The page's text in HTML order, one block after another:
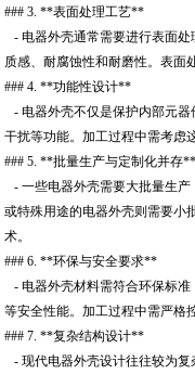
### 3. **表面处理工艺**
- 电器外壳通常需要进行表面
质感、耐腐蚀性和耐磨性。表面
### 4. **功能性设计**
- 电器外壳不仅是保护内部元
干扰等功能。加工过程中需考虑
### 5. **批量生产与定制化并存**
- 一些电器外壳需要大批量生
或特殊用途的电器外壳则需要小
术。
### 6. **环保与安全要求**
- 电器外壳材料需符合环保标准
等安全性能。加工过程中需严格
### 7. **复杂结构设计**
- 现代电器外壳设计往往较为